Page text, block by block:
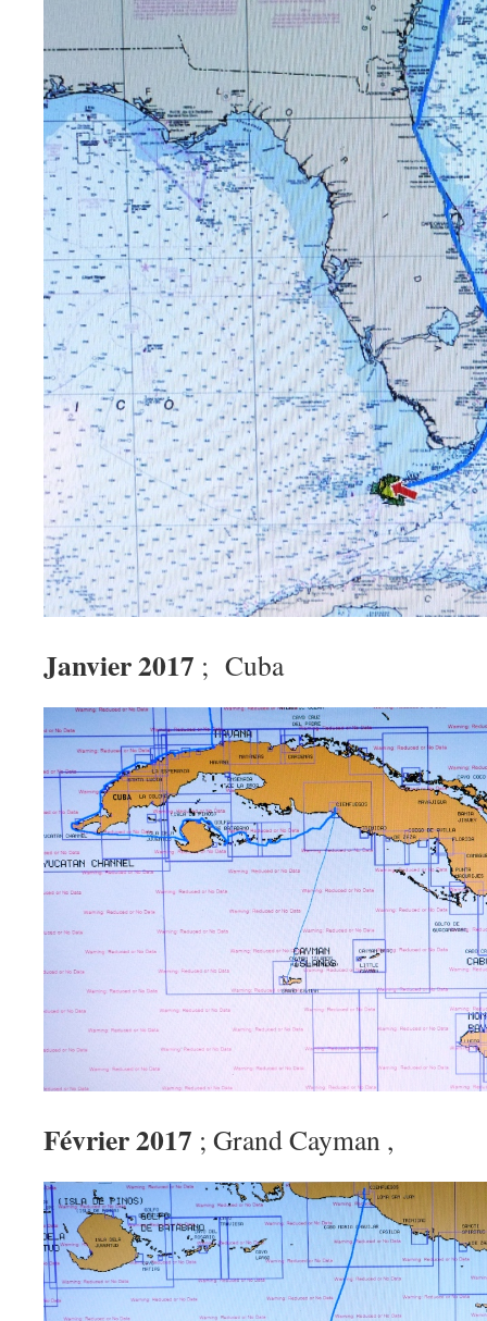
Janvier 2017 ; Cuba
Février 2017 ; Grand Cayman ,